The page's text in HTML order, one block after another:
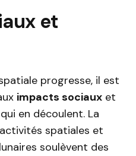
et
progresse, il est
impacts sociaux et
en découlent. La
spatiales et
soulèvent des